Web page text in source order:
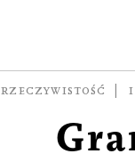
RZECZYWISTOŚĆ